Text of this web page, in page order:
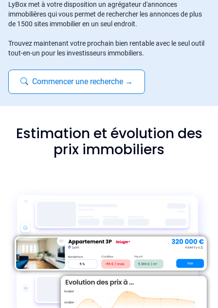
LyBox met à votre disposition un agrégateur d'annonces
immobilières qui vous permet de rechercher les annonces de plus
de 1500 sites immobilier en un seul endroit.
Trouvez maintenant votre prochain bien rentable avec le seul outil
tout-en-un pour les investisseurs immobiliers.
Commencer une recherche →
Estimation et évolution des
prix immobiliers